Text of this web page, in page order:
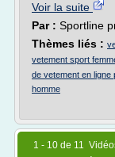
Voir la suite
Par : Sportline
Thèmes liés :
vetement sport
de vetement en
homme
1 - 10 de 11